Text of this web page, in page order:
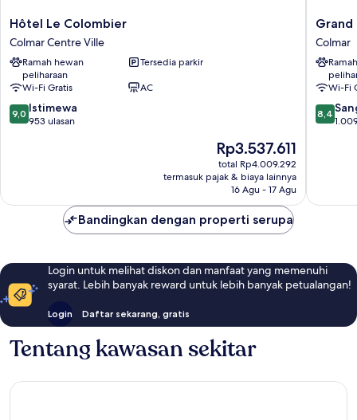
Hôtel
Le
Colombier
Colmar
Centre
Ville
Hôtel Le Colombier
Colmar Centre Ville
Ramah hewan
peliharaan
Tersedia parkir
Wi-Fi Gratis
AC
9.0
dari
9,0 Istimewa
953 ulasan
Harga
sekarang
Rp3.537.611
Rp3.537.611
total Rp4.009.292
termasuk pajak & biaya lainnya
16 Agu - 17 Agu
Grand
Hotel
Bristol
By
Stay
Colmar
Colmar
Wi-Fi
8.4
dari
8,4
Bandingkan dengan properti serupa
Login untuk melihat diskon dan manfaat yang memenuhi
syarat. Lebih banyak reward untuk lebih banyak petualangan!
Login Daftar sekarang, gratis
Tentang kawasan sekitar